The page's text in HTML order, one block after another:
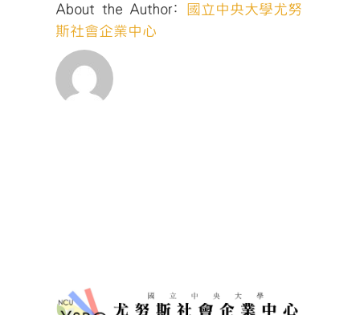
驗
About the Author:
國立中央大學尤努
斯社會企業中心